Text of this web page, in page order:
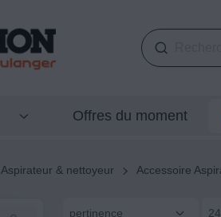
Offres du moment
Aspirateur & nettoyeur Accessoire
pertinence